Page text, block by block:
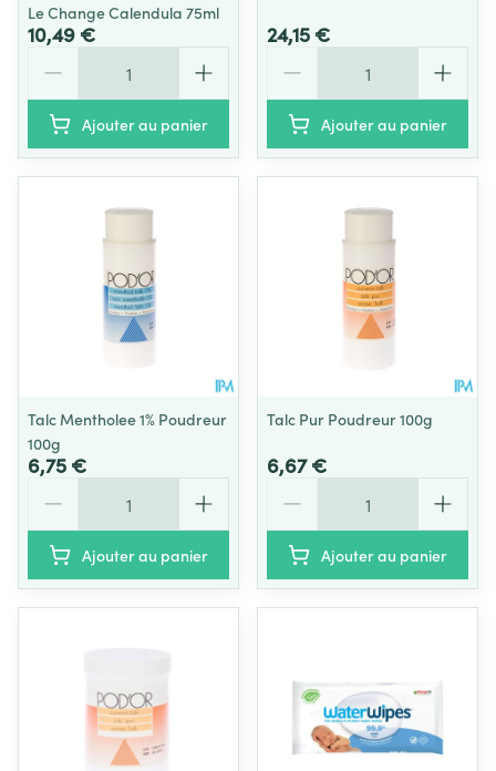
Le Change Calendula 75ml
10,49 €
Ajouter au panier
24,15 €
Ajouter au panier
Talc Mentholee 1% Poudreur
100g
6,75 €
Ajouter au panier
Talc Pur Poudreur 100g
6,67 €
Ajouter au panier